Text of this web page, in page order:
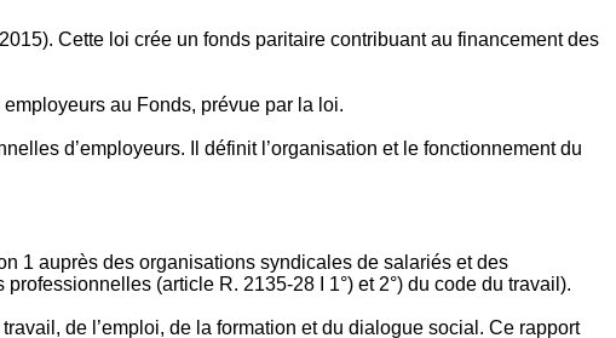
Cette loi crée un fonds paritaire contribuant au financement des
au Fonds, prévue par la loi.
d’employeurs. Il définit l’organisation et le fonctionnement du
1 auprès des organisations syndicales de salariés et des
(article R. 2135‐28 I 1°) et 2°) du code du travail).
de l’emploi, de la formation et du dialogue social. Ce rapport